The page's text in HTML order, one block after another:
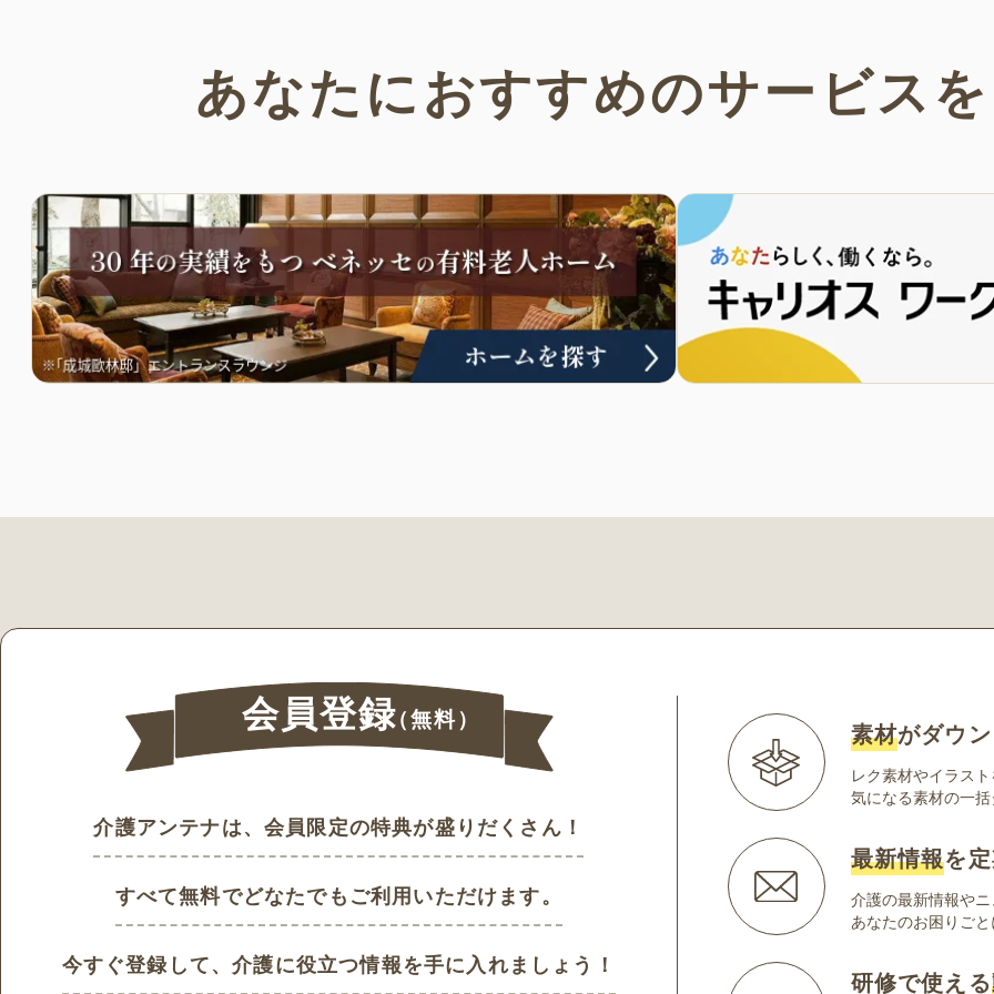
あなたにおすすめのサービス
会員登録（無料）
介護アンテナは、会員限定の特典が盛りだくさん！
すべて無料でどなたでもご利用いただけます。
今すぐ登録して、介護に役立つ情報を手に入れましょう！
素材がダウ
レク素材やイラス
気になる素材の一
最新情報を
介護の最新情報や
あなたのお困りご
研修で使える